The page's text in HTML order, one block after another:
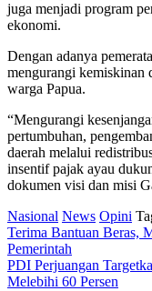
juga menjadi program
ekonomi.
Dengan adanya
mengurangi kemiskinan
warga Papua.
“Mengurangi
pertumbuhan,
daerah melalui
insentif pajak ayau
dokumen visi dan misi
Nasional News Opini
Post
navigation
Terima Bantuan Beras,
Pemerintah
PDI Perjuangan
Melebihi 60 Persen